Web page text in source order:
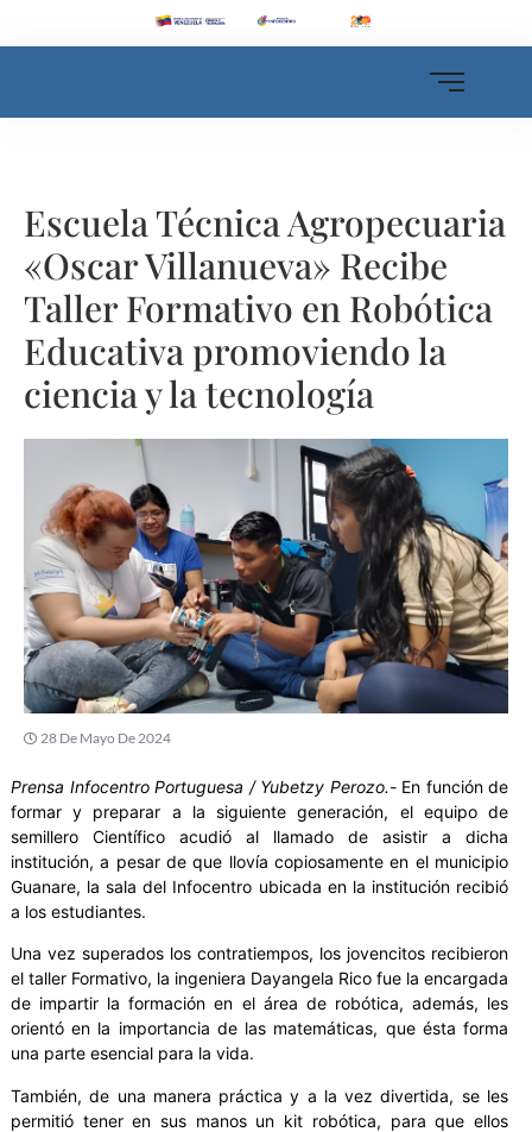
Escuela Técnica Agropecuaria
«Oscar Villanueva» Recibe
Taller Formativo en Robótica
Educativa promoviendo la
ciencia y la tecnología
28 De Mayo De 2024
Prensa Infocentro Portuguesa / Yubetzy Perozo.-En función de
formar y preparar a la siguiente generación, el equipo de
semillero Científico acudió al llamado de asistir a dicha
institución, a pesar de que llovía copiosamente en el municipio
Guanare, la sala del Infocentro ubicada en la institución recibió
a los estudiantes.
Una vez superados los contratiempos, los jovencitos recibieron
el taller Formativo, la ingeniera Dayangela Rico fue la encargada
de impartir la formación en el área de robótica, además, les
orientó en la importancia de las matemáticas, que ésta forma
una parte esencial para la vida.
También, de una manera práctica y a la vez divertida, se les
permitió tener en sus manos un kit robótica, para que ellos